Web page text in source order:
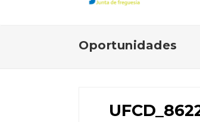
Oportunidades